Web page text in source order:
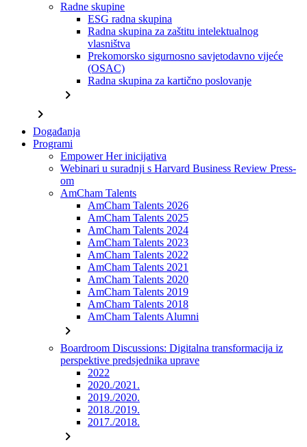
Radne skupine
ESG radna skupina
Radna skupina za zaštitu intelektualnog
vlasništva
Prekomorsko sigurnosno savjetodavno vijeće
(OSAC)
Radna skupina za kartično poslovanje
chevron_right
chevron_right
Događanja
Programi
Empower Her inicijativa
Webinari u suradnji s Harvard Business Review Press-
om
AmCham Talents
AmCham Talents 2026
AmCham Talents 2025
AmCham Talents 2024
AmCham Talents 2023
AmCham Talents 2022
AmCham Talents 2021
AmCham Talents 2020
AmCham Talents 2019
AmCham Talents 2018
AmCham Talents Alumni
chevron_right
Boardroom Discussions: Digitalna transformacija iz
perspektive predsjednika uprave
2022
2020./2021.
2019./2020.
2018./2019.
2017./2018.
chevron_right